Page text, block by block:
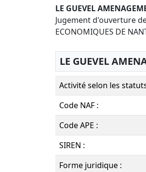
LE GUEVEL
Jugement d'ouverture
ECONOMIQUES DE
LE GUEVEL
Activité selon les
Code NAF :
Code APE :
SIREN :
Forme juridique :